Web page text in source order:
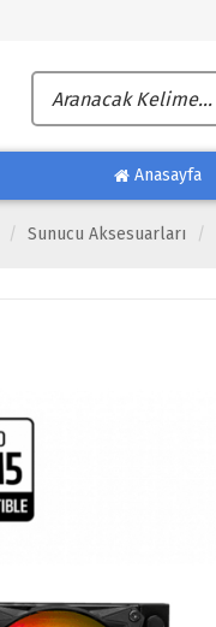
Anasayfa
Sunucu Aksesuarları